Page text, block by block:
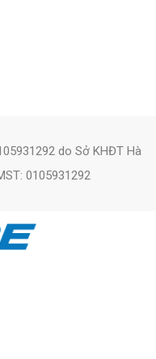
do Sở KHĐT Hà
0105931292